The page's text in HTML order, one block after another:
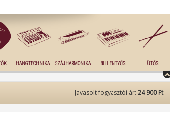
HANGTECHNIKA SZÁJHARMONIKA BILLENTYŰS ÜTŐS
Javasolt fogyasztói ár: 24 900 Ft